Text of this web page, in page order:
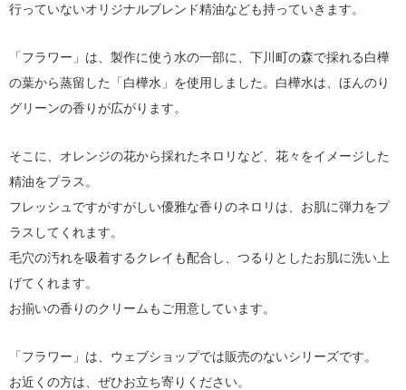
行っていないオリジナルブレンド精油なども持っていきます。
「フラワー」は、製作に使う水の一部に、下川町の森で採れる白樺
の葉から蒸留した「白樺水」を使用しました。白樺水は、ほんのり
グリーンの香りが広がります。
そこに、オレンジの花から採れたネロリなど、花々をイメージした
精油をプラス。
フレッシュですがすがしい優雅な香りのネロリは、お肌に弾力をプ
ラスしてくれます。
毛穴の汚れを吸着するクレイも配合し、つるりとしたお肌に洗い上
げてくれます。
お揃いの香りのクリームもご用意しています。
「フラワー」は、ウェブショップでは販売のないシリーズです。
お近くの方は、ぜひお立ち寄りください。